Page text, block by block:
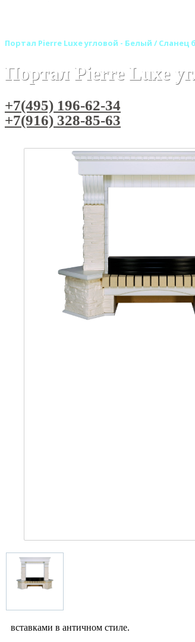
Портал Pierre Luxe угловой - Белый / Сланец
Портал Pierre Luxe
+7(495) 196-62-34
+7(916) 328-85-63
вставками в античном стиле.